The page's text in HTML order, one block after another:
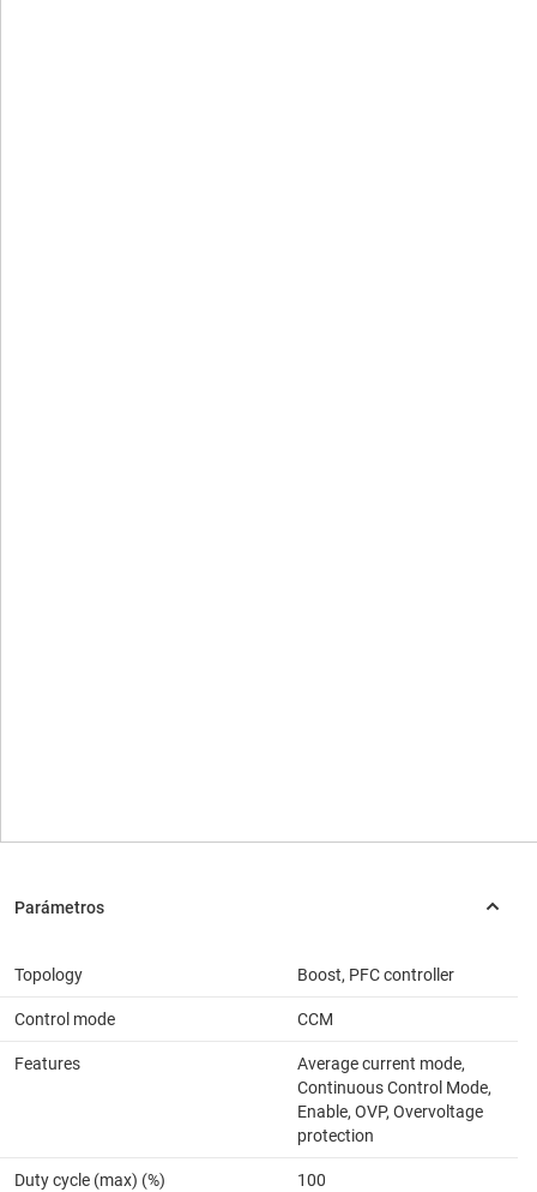
Topology Boost, PFC controller
Control mode CCM
Features
Average current mode,
Continuous Control Mode,
Enable, OVP, Overvoltage
protection
Duty cycle (max) (%) 100